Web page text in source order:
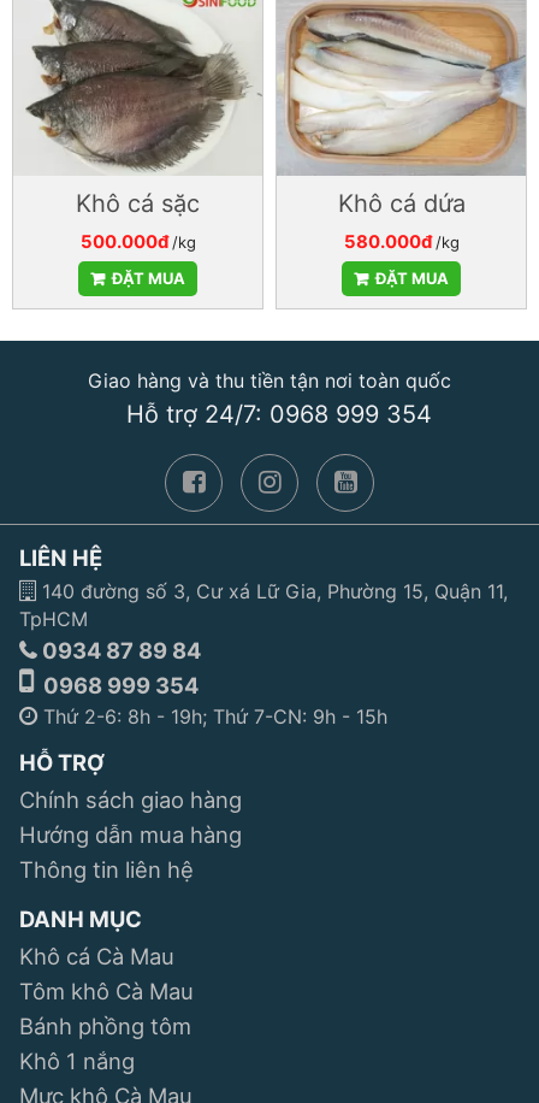
Khô cá sặc
500.000đ /kg
ĐẶT MUA
Khô cá dứa
580.000đ /kg
ĐẶT MUA
Giao hàng và thu tiền tận nơi toàn quốc
Hỗ trợ 24/7: 0968 999 354
LIÊN HỆ
140 đường số 3, Cư xá Lữ Gia, Phường 15, Quận 11,
TpHCM
0934 87 89 84
0968 999 354
Thứ 2-6: 8h - 19h; Thứ 7-CN: 9h - 15h
HỖ TRỢ
Chính sách giao hàng
Hướng dẫn mua hàng
Thông tin liên hệ
DANH MỤC
Khô cá Cà Mau
Tôm khô Cà Mau
Bánh phồng tôm
Khô 1 nắng
Mực khô Cà Mau